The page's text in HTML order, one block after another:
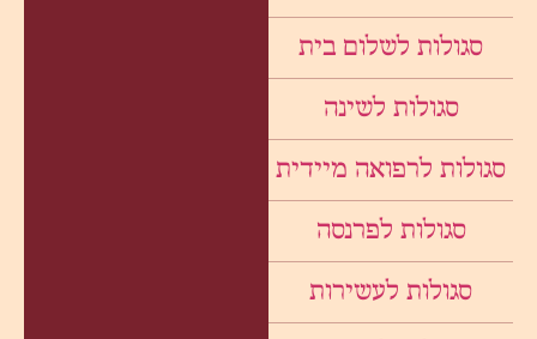
סגולות לשלום בית
סגולות לשינה
סגולות לרפואה מיידית
סגולות לפרנסה
סגולות לעשירות